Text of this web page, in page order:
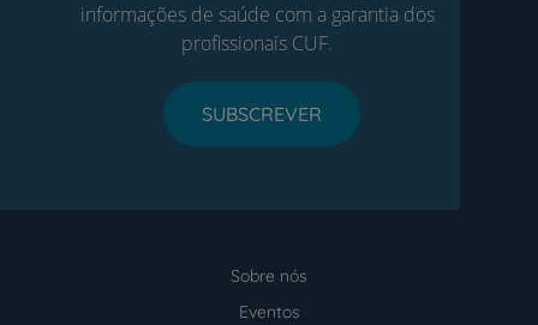
informações de saúde com a garantia dos
profissionais CUF.
SUBSCREVER
Sobre nós
Eventos